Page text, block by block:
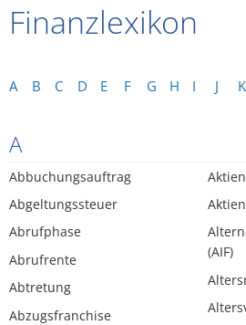
Finanzlexikon
A B C D E F G H I J K
A
Abbuchungsauftrag
Abgeltungssteuer
Abrufphase
Abrufrente
Abtretung
Abzugsfranchise
(AIF)